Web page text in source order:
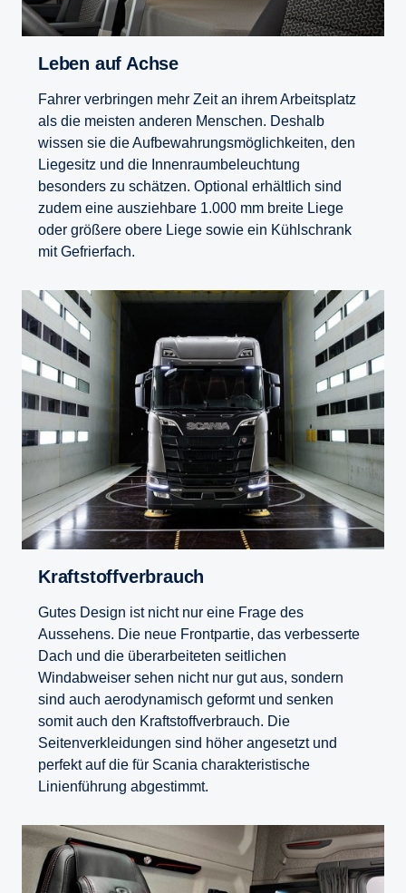
Leben auf Achse
Fahrer verbringen mehr Zeit an ihrem Arbeitsplatz
als die meisten anderen Menschen. Deshalb
wissen sie die Aufbewahrungsmöglichkeiten, den
Liegesitz und die Innenraumbeleuchtung
besonders zu schätzen. Optional erhältlich sind
zudem eine ausziehbare 1.000 mm breite Liege
oder größere obere Liege sowie ein Kühlschrank
mit Gefrierfach.
Kraft­stoff­ver­brauch
Gutes Design ist nicht nur eine Frage des
Aussehens. Die neue Frontpartie, das verbesserte
Dach und die überarbeiteten seitlichen
Windabweiser sehen nicht nur gut aus, sondern
sind auch aerodynamisch geformt und senken
somit auch den Kraftstoffverbrauch. Die
Seitenverkleidungen sind höher angesetzt und
perfekt auf die für Scania charakteristische
Linienführung abgestimmt.